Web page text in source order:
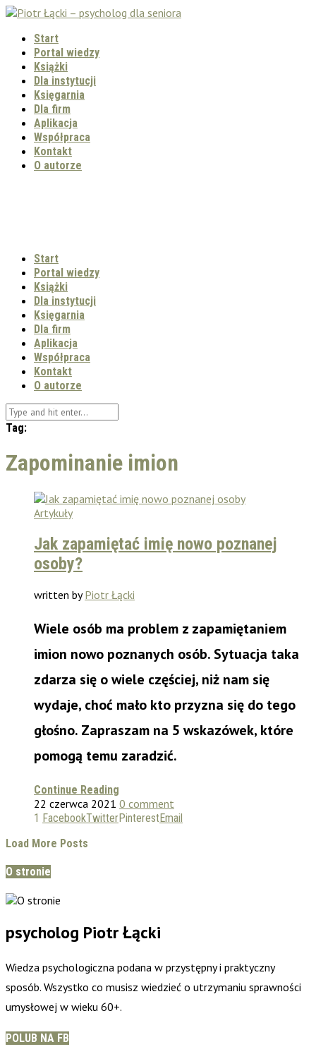
Start
Portal wiedzy
Książki
Dla instytucji
Księgarnia
Dla firm
Aplikacja
Współpraca
Kontakt
O autorze
Start
Portal wiedzy
Książki
Dla instytucji
Księgarnia
Dla firm
Aplikacja
Współpraca
Kontakt
O autorze
Tag:
Zapominanie imion
Artykuły
Jak zapamiętać imię nowo poznanej
osoby?
written byPiotr Łącki
Wiele osób ma problem z zapamiętaniem
imion nowo poznanych osób. Sytuacja taka
zdarza się o wiele częściej, niż nam się
wydaje, choć mało kto przyzna się do tego
głośno. Zapraszam na 5 wskazówek, które
pomogą temu zaradzić.
Continue Reading
22 czerwca 2021 0 comment
1 FacebookTwitterPinterestEmail
Load More Posts
O stronie
psycholog Piotr Łącki
Wiedza psychologiczna podana w przystępny i praktyczny
sposób. Wszystko co musisz wiedzieć o utrzymaniu sprawności
umysłowej w wieku 60+.
POLUB NA FB